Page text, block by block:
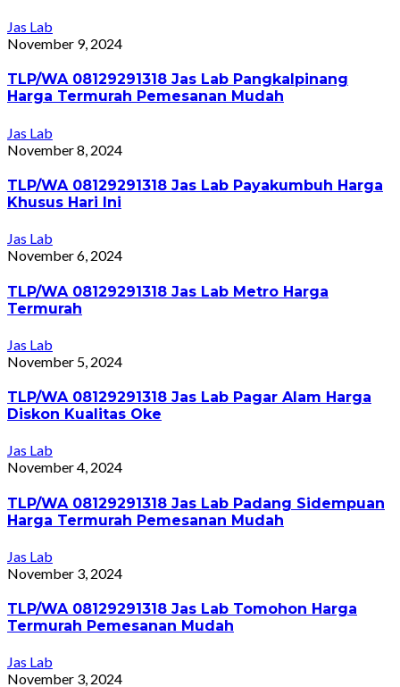
Jas Lab
November 9, 2024
TLP/WA 08129291318 Jas Lab Pangkalpinang
Harga Termurah Pemesanan Mudah
Jas Lab
November 8, 2024
TLP/WA 08129291318 Jas Lab Payakumbuh Harga
Khusus Hari Ini
Jas Lab
November 6, 2024
TLP/WA 08129291318 Jas Lab Metro Harga
Termurah
Jas Lab
November 5, 2024
TLP/WA 08129291318 Jas Lab Pagar Alam Harga
Diskon Kualitas Oke
Jas Lab
November 4, 2024
TLP/WA 08129291318 Jas Lab Padang Sidempuan
Harga Termurah Pemesanan Mudah
Jas Lab
November 3, 2024
TLP/WA 08129291318 Jas Lab Tomohon Harga
Termurah Pemesanan Mudah
Jas Lab
November 3, 2024